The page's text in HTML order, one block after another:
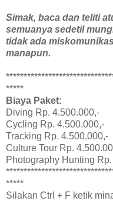
Simak, baca dan teliti
semuanya sedetil
tidak ada
manapun.
*****
Biaya Paket:
Diving Rp. 4.500.000,-
Cycling Rp. 4.500.000,-
Tracking Rp. 4.500.000,-
Culture Tour Rp.
Photography Hunting
*****
Silakan Ctrl + F ketik